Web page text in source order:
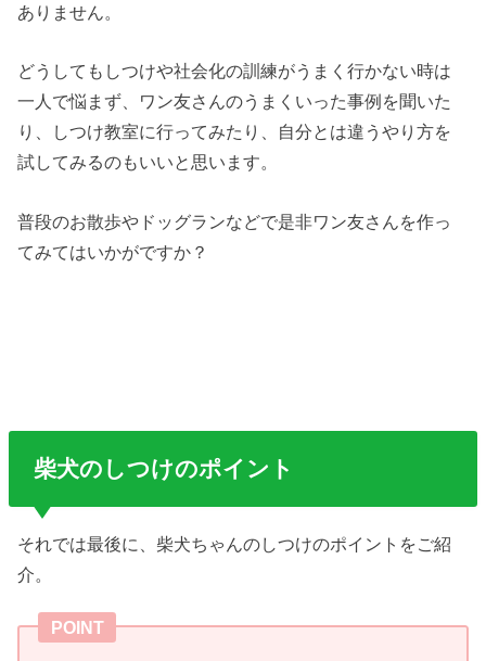
ありません。
どうしてもしつけや社会化の訓練がうまく行かない時は
一人で悩まず、ワン友さんのうまくいった事例を聞いた
り、しつけ教室に行ってみたり、自分とは違うやり方を
試してみるのもいいと思います。
普段のお散歩やドッグランなどで是非ワン友さんを作っ
てみてはいかがですか？
柴犬のしつけのポイント
それでは最後に、柴犬ちゃんのしつけのポイントをご紹
介。
POINT